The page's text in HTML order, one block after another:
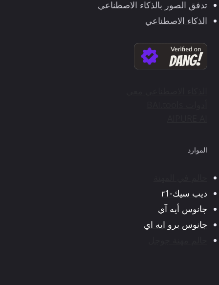
تدفق الصور بالذكاء الاصطناعي
الذكاء الاصطناعي
الموارد
ديب سيك-r1
جانوس أيه آي
جانوس برو ايه اي